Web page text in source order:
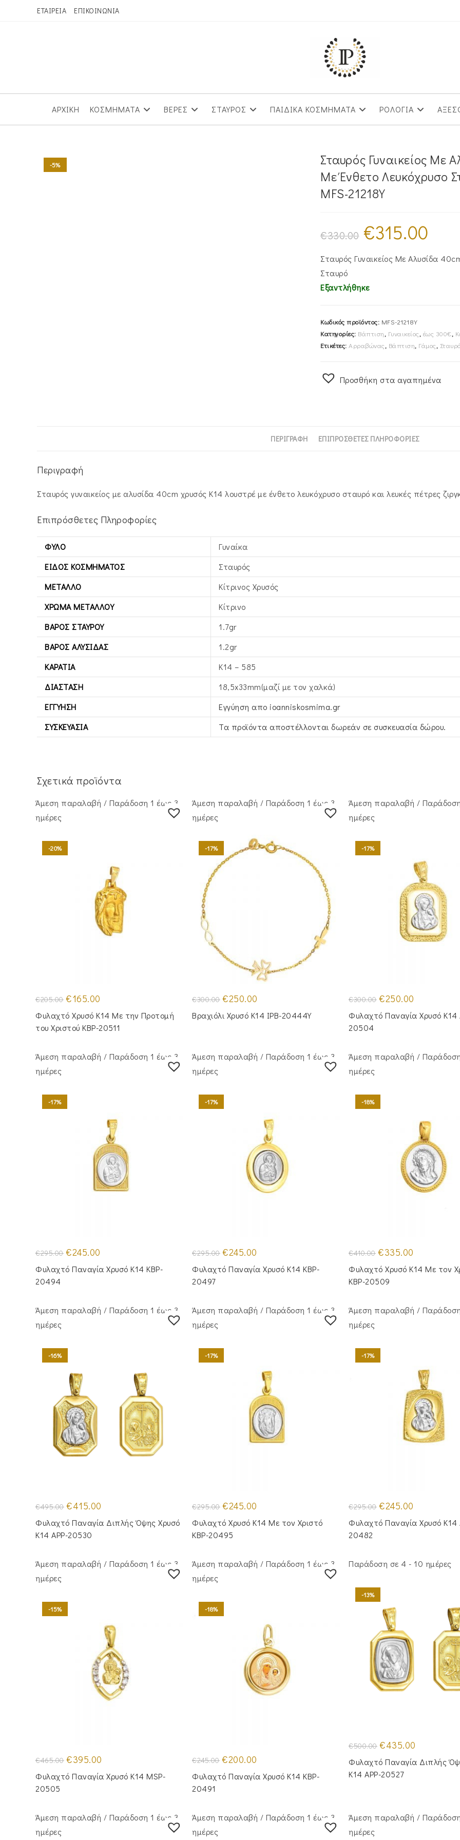
ΕΤΑΙΡΕΙΑ ΕΠΙΚΟΙΝΩΝΙΑ
ΑΡΧΙΚΗ ΚΟΣΜΗΜΑΤΑ ΒΕΡΕΣ ΣΤΑΥΡΟΣ ΠΑΙΔΙΚΑ ΚΟΣΜΗΜΑΤΑ ΡΟΛΟΓΙΑ
-5%
Σταυρός Γυναικείος Με
Με Ένθετο Λευκόχρυσο
MFS-21218Y
€330.00
Original
price
was:
€315.00
€315.00.
Σταυρός Γυναικείος Με Αλυσίδα
Σταυρό
Εξαντλήθηκε
Κωδικός προϊόντος: MFS-21218Y
Κατηγορίες: Βάπτιση, Γυναικείος, έως 300€,
Ετικέτες: Αρραβώνας, Βάπτιση, Γάμος,
Προσθήκη στα αγαπημένα
ΠΕΡΙΓΡΑΦΉ ΕΠΙΠΡΌΣΘΕΤΕΣ ΠΛΗΡΟΦΟΡΊΕΣ
Περιγραφή
Σταυρός γυναικείος με αλυσίδα 40cm χρυσός Κ14 λουστρέ με ένθετο λευκόχρυσο σταυρό και λευκές πέτρες
Επιπρόσθετες Πληροφορίες
ΦΎΛΟ
Γυναίκα
ΕΊΔΟΣ ΚΟΣΜΉΜΑΤΟΣ
Σταυρός
ΜΈΤΑΛΛΟ
Κίτρινος Xρυσός
ΧΡΏΜΑ ΜΕΤΆΛΛΟΥ
Κίτρινο
ΒΆΡΟΣ ΣΤΑΥΡΟΎ
1.7gr
ΒΆΡΟΣ ΑΛΥΣΊΔΑΣ
1.2gr
ΚΑΡΆΤΙΑ
Κ14 – 585
ΔΙΆΣΤΑΣΗ
18,5x33mm(μαζί με τον χαλκά)
ΕΓΓΎΗΣΗ
Εγγύηση απο ioanniskosmima.gr
ΣΥΣΚΕΥΑΣΊΑ
Τα προϊόντα αποστέλλονται δωρεάν σε συσκευασία δώρου.
Σχετικά προϊόντα
Άμεση παραλαβή / Παράδoση 1 έως 3
ημέρες
-20%
€205.00 Original
price
was:
€205.00.
€165.00
τιμή
είναι:
€165.00.
Φυλαχτό Χρυσό Κ14 Με την Προτομή
του Χριστού KBP-20511
Άμεση παραλαβή / Παράδoση 1 έως 3
ημέρες
-17%
€300.00 Original
price
was:
€300.00.
€250.00
τιμή
είναι:
Βραχιόλι Χρυσό Κ14 IPB-20444Y
Άμεση παραλαβή /
ημέρες
-17%
€300.00 Original
price
was:
€300.00.
€250.00
τιμή
είναι:
Φυλαχτό Παναγία Χρυσό Κ14
20504
Άμεση παραλαβή / Παράδoση 1 έως 3
ημέρες
-17%
€295.00 Original
price
was:
€295.00.
€245.00
τιμή
είναι:
Φυλαχτό Παναγία Χρυσό Κ14 KBP-
20494
Άμεση παραλαβή / Παράδoση 1 έως 3
ημέρες
-17%
€295.00 Original
price
was:
€295.00.
€245.00
τιμή
είναι:
Φυλαχτό Παναγία Χρυσό Κ14 KBP-
20497
Άμεση παραλαβή /
ημέρες
-18%
€410.00 Original
price
was:
€410.00.
€335.00
τιμή
είναι:
Φυλαχτό Χρυσό Κ14 Με τον
KBP-20509
Άμεση παραλαβή / Παράδoση 1 έως 3
ημέρες
-16%
€495.00 Original
price
was:
€495.00.
€415.00
τιμή
είναι:
Φυλαχτό Παναγία Διπλής Όψης Χρυσό
Κ14 APP-20530
Άμεση παραλαβή / Παράδoση 1 έως 3
ημέρες
-17%
€295.00 Original
price
was:
€295.00.
€245.00
τιμή
είναι:
Φυλαχτό Χρυσό Κ14 Με τον Χριστό
KBP-20495
Άμεση παραλαβή /
ημέρες
-17%
€295.00 Original
price
was:
€295.00.
€245.00
τιμή
είναι:
Φυλαχτό Παναγία Χρυσό Κ14
20482
Άμεση παραλαβή / Παράδoση 1 έως 3
ημέρες
-15%
€465.00 Original
price
was:
€465.00.
€395.00
τιμή
είναι:
Φυλαχτό Παναγία Χρυσό Κ14 MSP-
20505
Άμεση παραλαβή / Παράδoση 1 έως 3
ημέρες
-18%
€245.00 Original
price
was:
€245.00.
€200.00
τιμή
είναι:
Φυλαχτό Παναγία Χρυσό Κ14 KBP-
20491
Παράδοση σε 4 - 10 ημέρες
-13%
€500.00 Original
price
was:
€500.00.
€435.00
τιμή
είναι:
Φυλαχτό Παναγία Διπλής
Κ14 APP-20527
Άμεση παραλαβή / Παράδoση 1 έως 3
ημέρες
Άμεση παραλαβή / Παράδoση 1 έως 3
ημέρες
Άμεση παραλαβή /
ημέρες